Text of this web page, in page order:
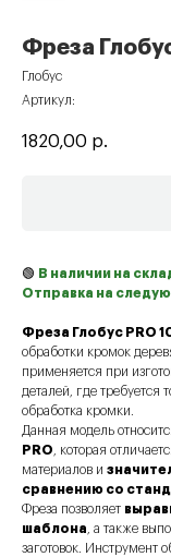
Фреза Глобус
Глобус
Артикул:
1820,00 р.
🟢 В наличии на
Отправка на
Фреза Глобус PRO
обработки кромок
применяется при
деталей, где требуется
обработка кромки.
Данная модель
PRO , которая
материалов и
сравнению со
Фреза позволяет
шаблона , а также
заготовок. Инструмент